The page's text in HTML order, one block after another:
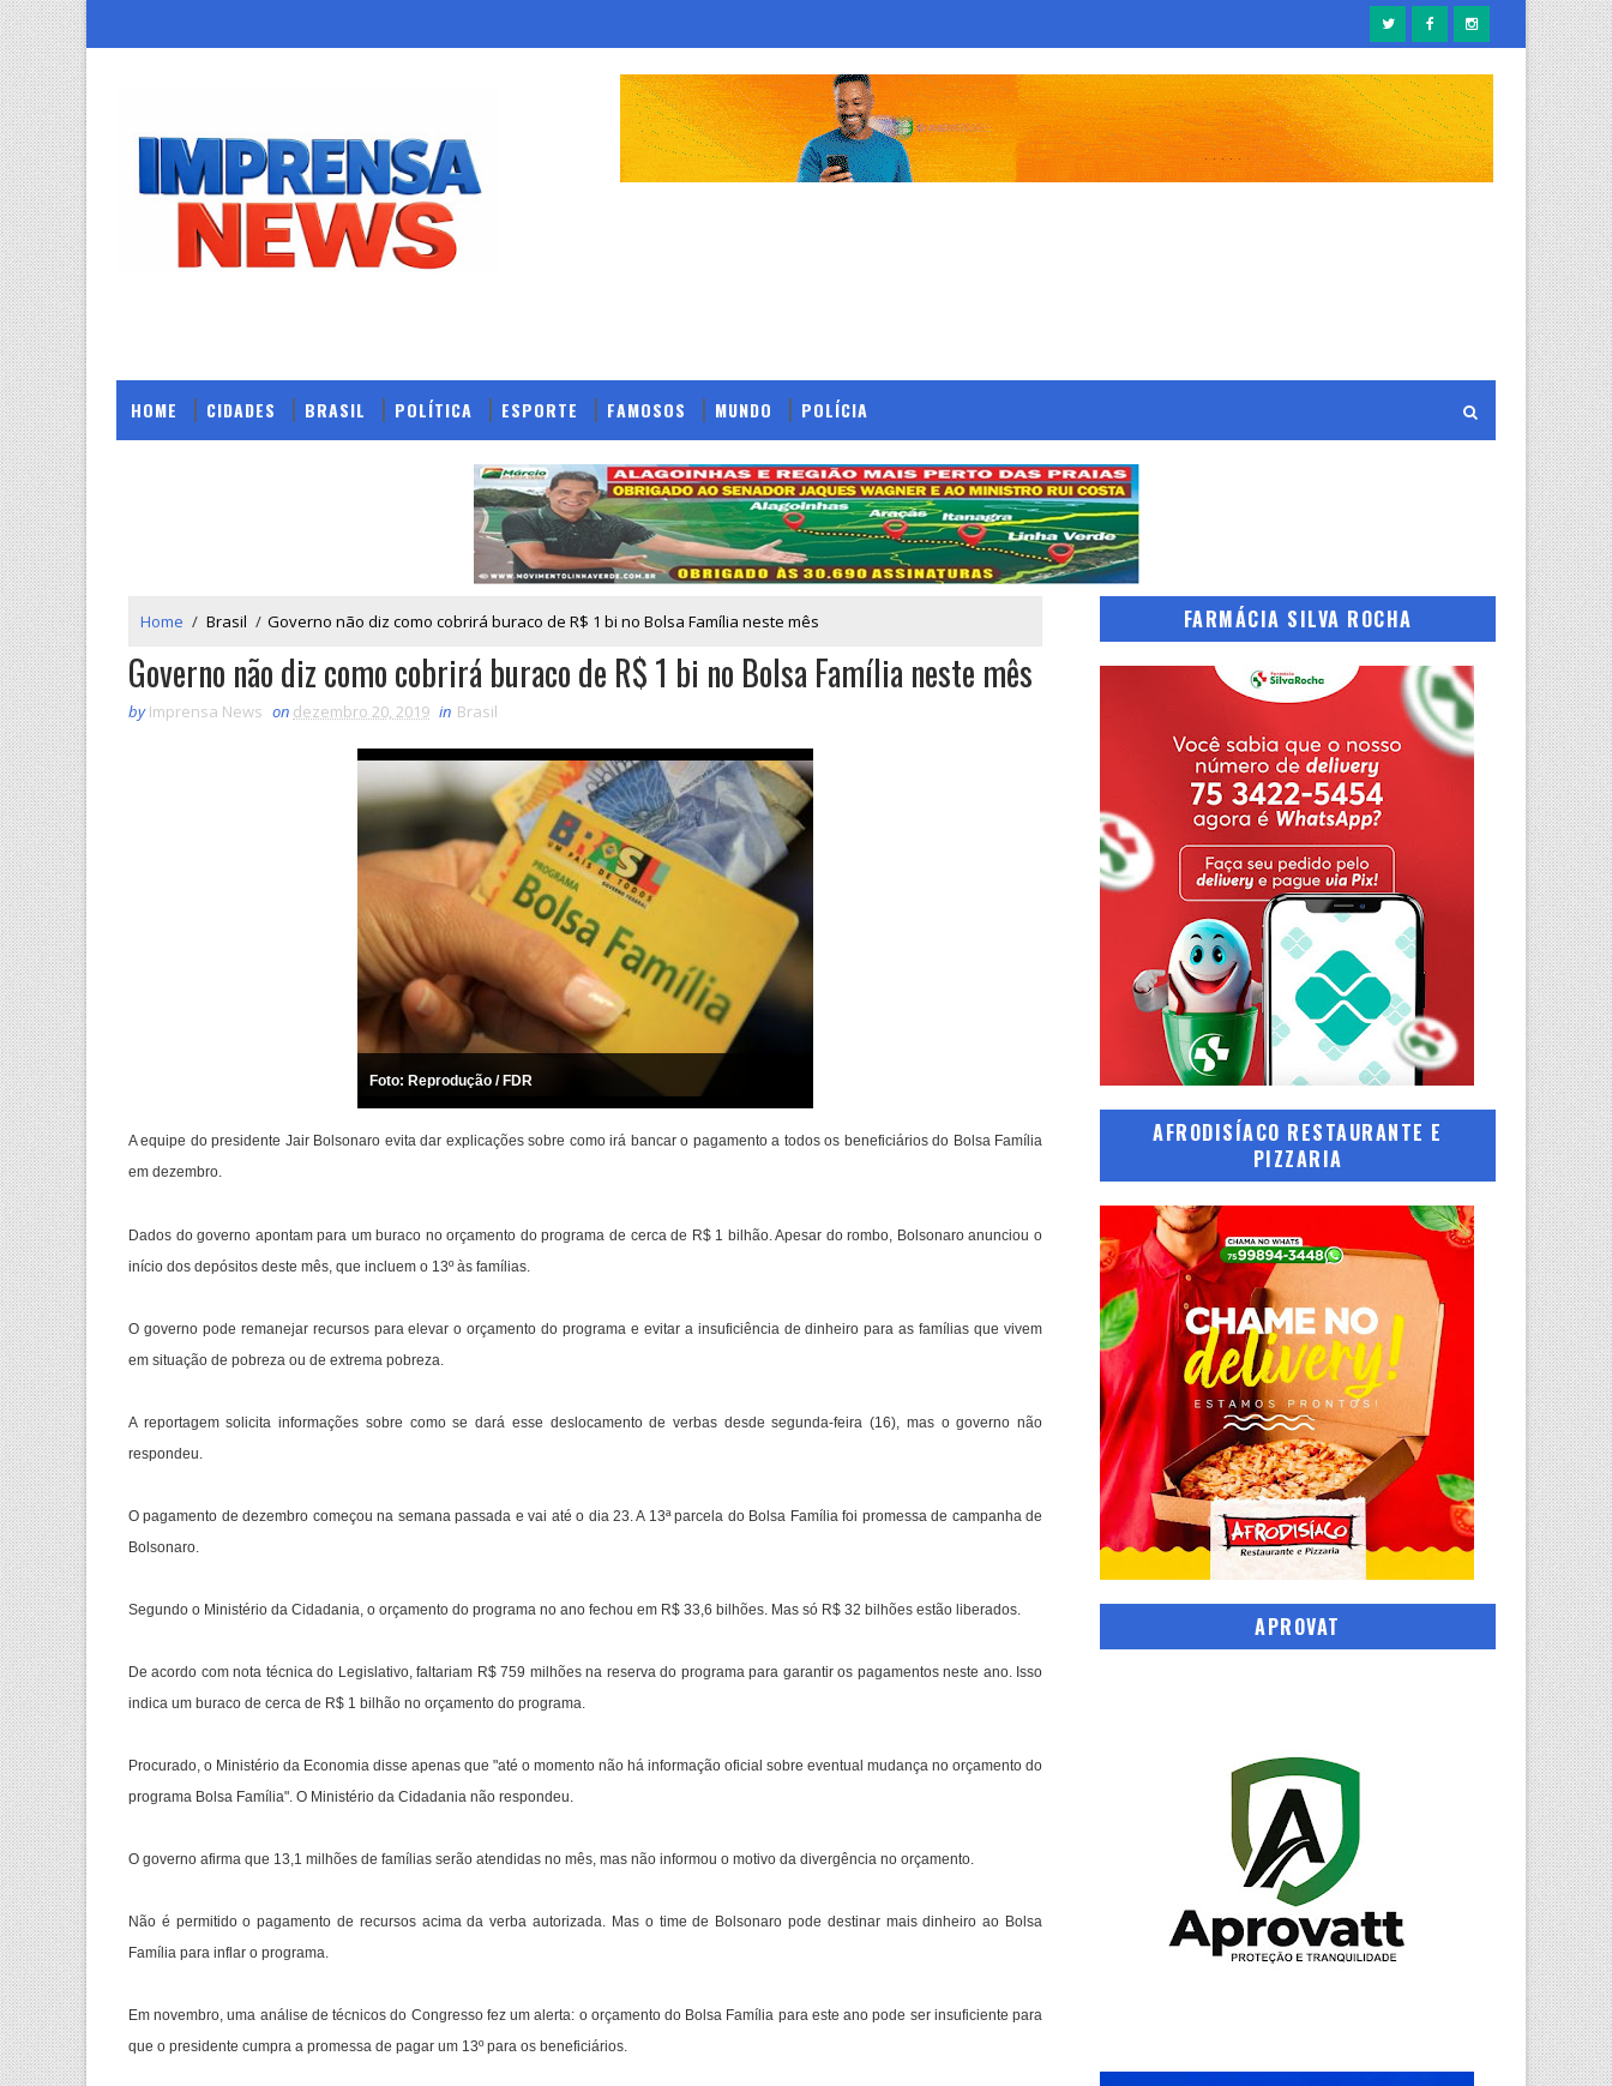
HOME CIDADES BRASIL POLÍTICA ESPORTE FAMOSOS MUNDO POLÍCIA
Home / Brasil / Governo não diz como cobrirá buraco de R$ 1 bi no Bolsa Família neste mês
Governo não diz como cobrirá buraco de R$ 1 bi no Bolsa Família neste mês
by Imprensa News on dezembro 20, 2019 in Brasil
Foto: Reprodução / FDR
A equipe do presidente Jair Bolsonaro evita dar explicações sobre como irá bancar o pagamento a todos os beneficiários do Bolsa Família
em dezembro.
Dados do governo apontam para um buraco no orçamento do programa de cerca de R$ 1 bilhão. Apesar do rombo, Bolsonaro anunciou o
início dos depósitos deste mês, que incluem o 13º às famílias.
O governo pode remanejar recursos para elevar o orçamento do programa e evitar a insuficiência de dinheiro para as famílias que vivem
em situação de pobreza ou de extrema pobreza.
A reportagem solicita informações sobre como se dará esse deslocamento de verbas desde segunda-feira (16), mas o governo não
respondeu.
O pagamento de dezembro começou na semana passada e vai até o dia 23. A 13ª parcela do Bolsa Família foi promessa de campanha de
Bolsonaro.
Segundo o Ministério da Cidadania, o orçamento do programa no ano fechou em R$ 33,6 bilhões. Mas só R$ 32 bilhões estão liberados.
De acordo com nota técnica do Legislativo, faltariam R$ 759 milhões na reserva do programa para garantir os pagamentos neste ano. Isso
indica um buraco de cerca de R$ 1 bilhão no orçamento do programa.
Procurado, o Ministério da Economia disse apenas que "até o momento não há informação oficial sobre eventual mudança no orçamento do
programa Bolsa Família". O Ministério da Cidadania não respondeu.
O governo afirma que 13,1 milhões de famílias serão atendidas no mês, mas não informou o motivo da divergência no orçamento.
Não é permitido o pagamento de recursos acima da verba autorizada. Mas o time de Bolsonaro pode destinar mais dinheiro ao Bolsa
Família para inflar o programa.
Em novembro, uma análise de técnicos do Congresso fez um alerta: o orçamento do Bolsa Família para este ano pode ser insuficiente para
que o presidente cumpra a promessa de pagar um 13º para os beneficiários.
FARMÁCIA SILVA ROCHA
AFRODISÍACO RESTAURANTE E
PIZZARIA
APROVAT